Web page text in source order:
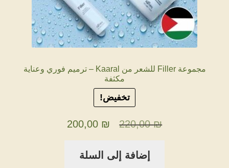
مجموعة Filler للشعر من Kaaral – ترميم فوري وعناية
مكثفة
تخفيض!
220,00₪
السعر
هو:
200,00 ₪
إضافة إلى السلة